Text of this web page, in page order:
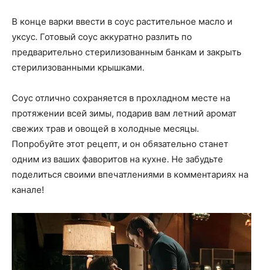
В конце варки ввести в соус растительное масло и
уксус. Готовый соус аккуратно разлить по
предварительно стерилизованным банкам и закрыть
стерилизованными крышками.
Соус отлично сохраняется в прохладном месте на
протяжении всей зимы, подарив вам летний аромат
свежих трав и овощей в холодные месяцы.
Попробуйте этот рецепт, и он обязательно станет
одним из ваших фаворитов на кухне. Не забудьте
поделиться своими впечатлениями в комментариях на
канале!